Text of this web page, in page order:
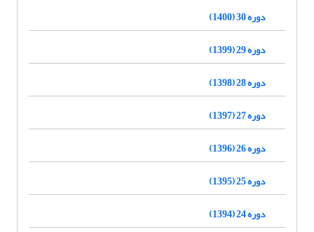
دوره 30 (1400)
دوره 29 (1399)
دوره 28 (1398)
دوره 27 (1397)
دوره 26 (1396)
دوره 25 (1395)
دوره 24 (1394)